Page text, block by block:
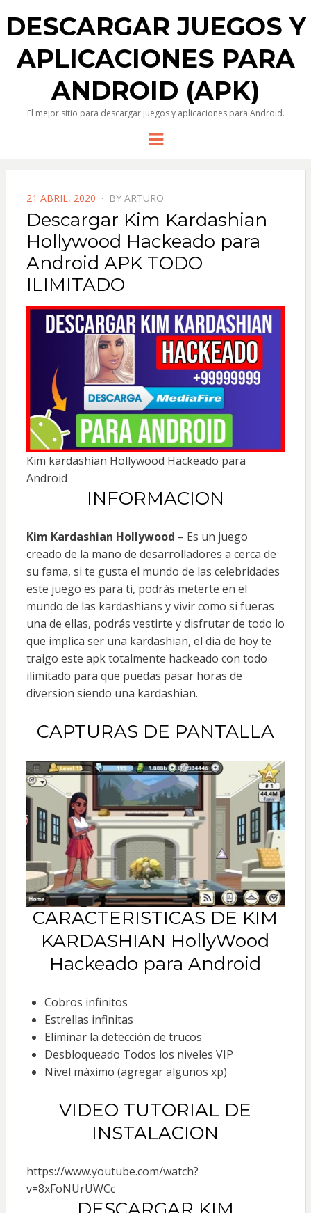
DESCARGAR JUEGOS Y
APLICACIONES PARA
ANDROID (APK)
El mejor sitio para descargar juegos y aplicaciones para Android.
Menu
POSTED
ON
21 ABRIL, 2020 BY ARTURO
Descargar Kim Kardashian
Hollywood Hackeado para
Android APK TODO
ILIMITADO
Kim kardashian Hollywood Hackeado para
Android
INFORMACION
Kim Kardashian Hollywood – Es un juego
creado de la mano de desarrolladores a cerca de
su fama, si te gusta el mundo de las celebridades
este juego es para ti, podrás meterte en el
mundo de las kardashians y vivir como si fueras
una de ellas, podrás vestirte y disfrutar de todo lo
que implica ser una kardashian, el dia de hoy te
traigo este apk totalmente hackeado con todo
ilimitado para que puedas pasar horas de
diversion siendo una kardashian.
CAPTURAS DE PANTALLA
CARACTERISTICAS DE KIM
KARDASHIAN HollyWood
Hackeado para Android
Cobros infinitos
Estrellas infinitas
Eliminar la detección de trucos
Desbloqueado Todos los niveles VIP
Nivel máximo (agregar algunos xp)
VIDEO TUTORIAL DE
INSTALACION
https://www.youtube.com/watch?
v=8xFoNUrUWCc